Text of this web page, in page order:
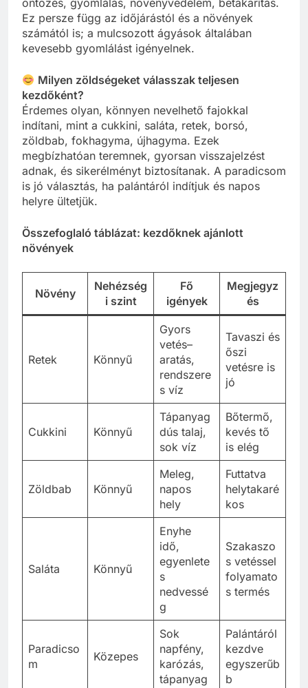
öntözés, gyomlálás, növényvédelem, betakarítás.
Ez persze függ az időjárástól és a növények
számától is; a mulcsozott ágyások általában
kevesebb gyomlálást igényelnek.
Milyen zöldségeket válasszak teljesen
kezdőként?
Érdemes olyan, könnyen nevelhető fajokkal
indítani, mint a cukkini, saláta, retek, borsó,
zöldbab, fokhagyma, újhagyma. Ezek
megbízhatóan teremnek, gyorsan visszajelzést
adnak, és sikerélményt biztosítanak. A paradicsom
is jó választás, ha palántáról indítjuk és napos
helyre ültetjük.
Összefoglaló táblázat: kezdőknek ajánlott
növények
Növény
Nehézség
i szint
Fő
igények
Megjegyz
és
Retek Könnyű
Gyors
vetés–
aratás,
rendszere
s víz
Tavaszi és
őszi
vetésre is
jó
Cukkini Könnyű
Tápanyag
dús talaj,
sok víz
Bőtermő,
kevés tő
is elég
Zöldbab Könnyű
Meleg,
napos
hely
Futtatva
helytakaré
kos
Saláta Könnyű
Enyhe
idő,
egyenlete
s
nedvessé
g
Szakaszo
s vetéssel
folyamato
s termés
Paradicso
m
Közepes
Sok
napfény,
karózás,
tápanyag
Palántáról
kezdve
egyszerűb
b